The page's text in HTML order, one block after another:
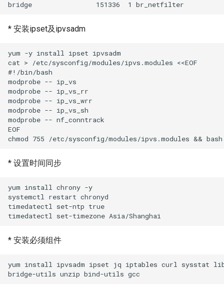
* 安装ipset及ipvsadm
yum -y install ipset ipvsadm
cat > /etc/sysconfig/modules/ipvs.modules <<EOF
#!/bin/bash
modprobe -- ip_vs
modprobe -- ip_vs_rr
modprobe -- ip_vs_wrr
modprobe -- ip_vs_sh
modprobe -- nf_conntrack
EOF
* 设置时间同步
yum install chrony -y
systemctl restart chronyd
timedatectl set-ntp true
* 安装必须组件
yum install ipvsadm ipset jq iptables curl sysstat